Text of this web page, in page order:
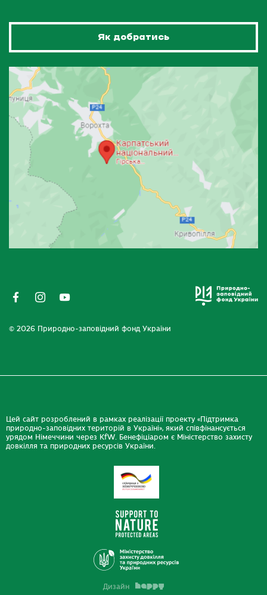
Як добратись
© 2026 Природно-заповідний фонд України
Цей сайт розроблений в рамках реалізації проекту «Підтримка
природно-заповідних територій в Україні», який співфінансується
урядом Німеччини через KfW. Бенефіціаром є Міністерство захисту
довкілля та природних ресурсів України.
Дизайн